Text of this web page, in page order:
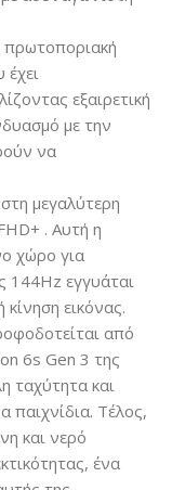
πρωτοποριακή
εξαιρετική
με την
να
μεγαλύτερη
. Αυτή η
χώρο για
144Hz εγγυάται
κίνηση εικόνας.
από
6s Gen 3 της
ταχύτητα και
παιχνίδια. Τέλος,
και νερό
ένα